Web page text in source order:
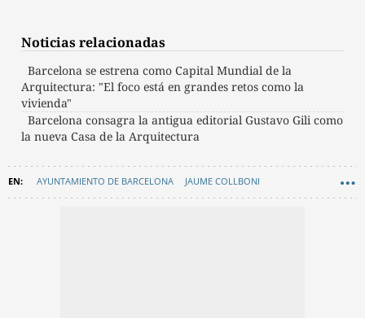
Noticias relacionadas
Barcelona se estrena como Capital Mundial de la
Arquitectura: "El foco está en grandes retos como la
vivienda"
Barcelona consagra la antigua editorial Gustavo Gili como
la nueva Casa de la Arquitectura
AYUNTAMIENTO DE BARCELONA JAUME COLLBONI